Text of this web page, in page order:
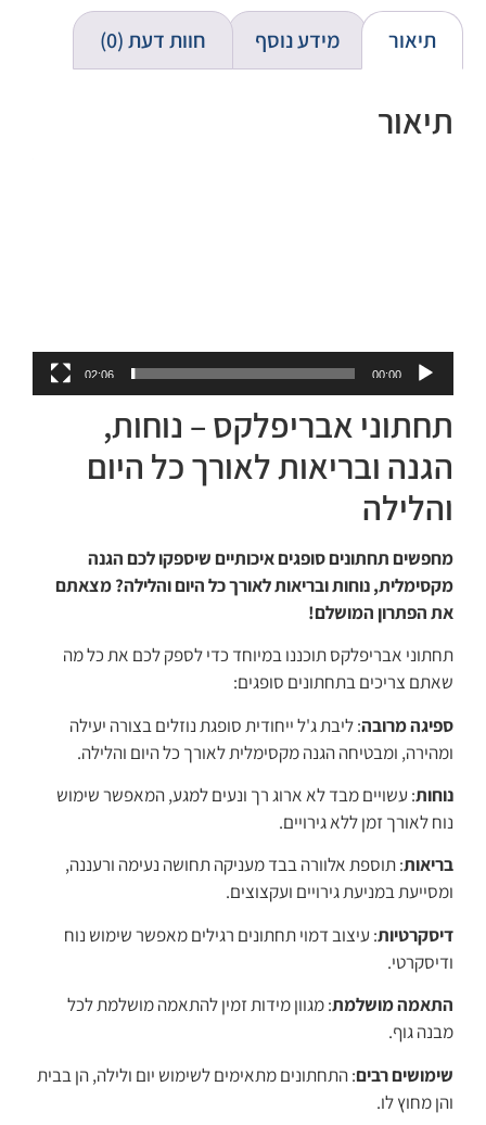
תיאור מידע נוסף חוות דעת (0)
תיאור
00:00
02:06
תחתוני אבריפלקס – נוחות,
הגנה ובריאות לאורך כל היום
והלילה
מחפשים תחתונים סופגים איכותיים שיספקו לכם הגנה
מקסימלית, נוחות ובריאות לאורך כל היום והלילה? מצאתם
את הפתרון המושלם!
תחתוני אבריפלקס תוכננו במיוחד כדי לספק לכם את כל מה
שאתם צריכים בתחתונים סופגים:
ספיגה מרובה: ליבת ג'ל ייחודית סופגת נוזלים בצורה יעילה
ומהירה, ומבטיחה הגנה מקסימלית לאורך כל היום והלילה.
נוחות: עשויים מבד לא ארוג רך ונעים למגע, המאפשר שימוש
נוח לאורך זמן ללא גירויים.
בריאות: תוספת אלוורה בבד מעניקה תחושה נעימה ורעננה,
ומסייעת במניעת גירויים ועקצוצים.
דיסקרטיות: עיצוב דמוי תחתונים רגילים מאפשר שימוש נוח
ודיסקרטי.
התאמה מושלמת: מגוון מידות זמין להתאמה מושלמת לכל
מבנה גוף.
שימושים רבים: התחתונים מתאימים לשימוש יום ולילה, הן בבית
והן מחוץ לו.